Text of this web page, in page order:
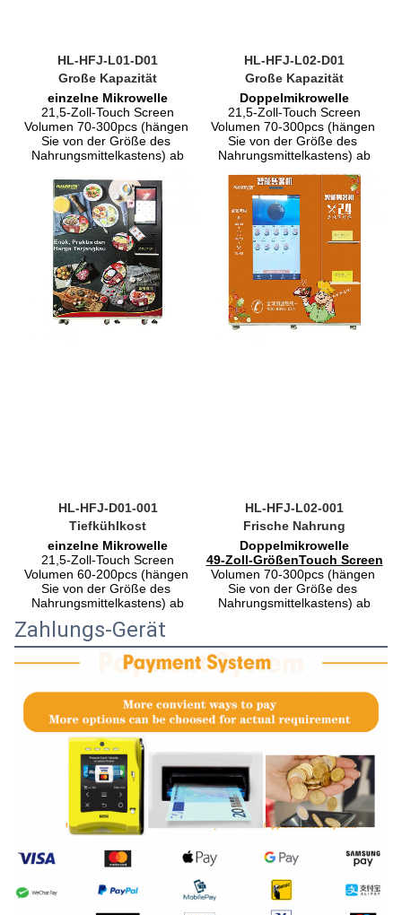
HL-HFJ-L01-D01
Große Kapazität
einzelne Mikrowelle
21,5-Zoll-Touch Screen
Volumen 70-300pcs (hängen
Sie von der Größe des
Nahrungsmittelkastens) ab
HL-HFJ-L02-D01
Große Kapazität
Doppelmikrowelle
21,5-Zoll-Touch Screen
Volumen 70-300pcs (hängen
Sie von der Größe des
Nahrungsmittelkastens) ab
HL-HFJ-D01-001
Tiefkühlkost
einzelne Mikrowelle
21,5-Zoll-Touch Screen
Volumen 60-200pcs (hängen
Sie von der Größe des
Nahrungsmittelkastens) ab
HL-HFJ-L02-001
Frische Nahrung
Doppelmikrowelle
49-Zoll-GrößenTouch Screen
Volumen 70-300pcs (hängen
Sie von der Größe des
Nahrungsmittelkastens) ab
Zahlungs-Gerät